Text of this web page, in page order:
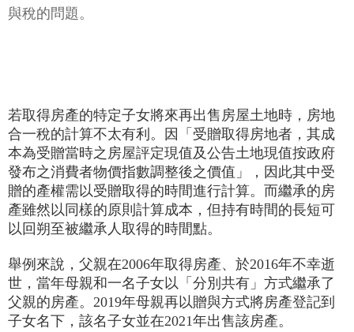
與稅的問題。
若取得房產的特定子女將來再出售房屋土地時，房地
合一稅的計算不太有利。因「受贈取得房地者，其成
本為受贈當時之房屋評定現值及公告土地現值按政府
發布之消費者物價指數調整後之價值」，因此其中受
贈的產權需以受贈取得的時間進行計算。而繼承的房
產雖然以同樣的原則計算成本，但持有時間的長短可
以回朔至被繼承人取得的時間點。
舉例來說，父親在2006年取得房產、於2016年不幸逝
世，當年母親和一名子女以「分別共有」方式繼承了
父親的房產。2019年母親再以贈與方式將房產登記到
子女名下，該名子女並在2021年出售該房產。